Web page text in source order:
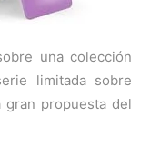
una colección
limitada sobre
propuesta del